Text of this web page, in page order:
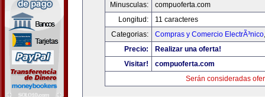
Minusculas:
compuoferta.com
Longitud:
11 caracteres
Categorias:
Compras y Comercio ElectrÃ³nico
Precio:
Realizar una oferta!
Visitar!
compuoferta.com
Serán consideradas